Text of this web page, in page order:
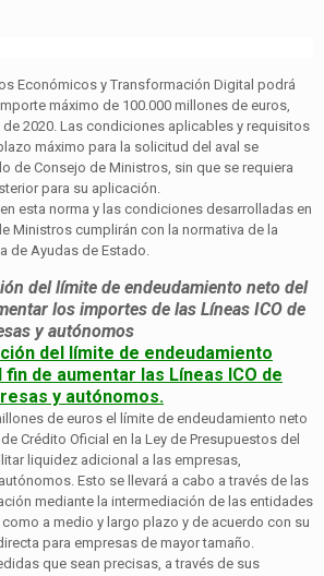
Económicos y Transformación Digital podrá
máximo de 100.000 millones de euros,
2020. Las condiciones aplicables y requisitos
máximo para la solicitud del aval se
de Consejo de Ministros, sin que se requiera
para su aplicación.
esta norma y las condiciones desarrolladas en
Ministros cumplirán con la normativa de la
de Ayudas de Estado.
del límite de endeudamiento neto del
los importes de las Líneas ICO de
y autónomos
del límite de endeudamiento
fin de aumentar las Líneas ICO de
y autónomos.
de euros el límite de endeudamiento neto
Crédito Oficial en la Ley de Presupuestos del
liquidez adicional a las empresas,
Esto se llevará a cabo a través de las
mediante la intermediación de las entidades
a medio y largo plazo y de acuerdo con su
para empresas de mayor tamaño.
que sean precisas, a través de sus